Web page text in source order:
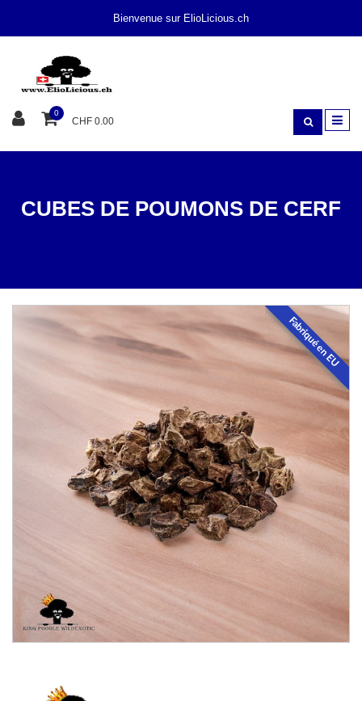
Bienvenue sur ElioLicious.ch
0
CHF 0.00
CUBES DE POUMONS DE CERF
Fabriqué en EU